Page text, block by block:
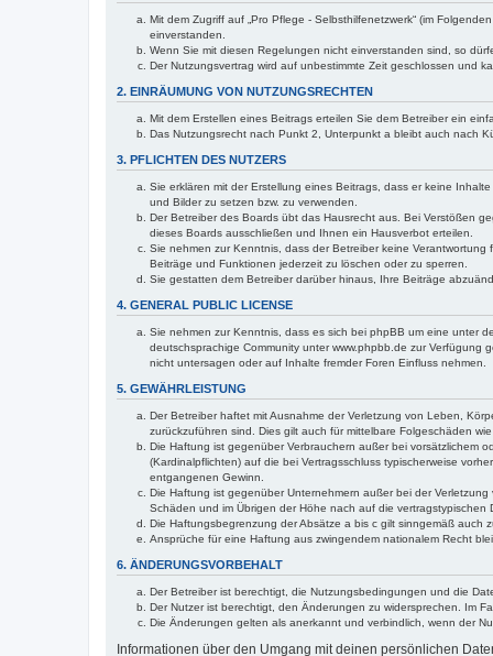
Mit dem Zugriff auf „Pro Pflege - Selbsthilfenetzwerk“ (im
einverstanden.
Wenn Sie mit diesen Regelungen nicht einverstanden sind, so
Der Nutzungsvertrag wird auf unbestimmte Zeit geschlossen und
2. EINRÄUMUNG VON NUTZUNGSRECHTEN
Mit dem Erstellen eines Beitrags erteilen Sie dem Betreiber ein
Das Nutzungsrecht nach Punkt 2, Unterpunkt a bleibt auch nach
3. PFLICHTEN DES NUTZERS
Sie erklären mit der Erstellung eines Beitrags, dass er keine
und Bilder zu setzen bzw. zu verwenden.
Der Betreiber des Boards übt das Hausrecht aus. Bei Verstößen
dieses Boards ausschließen und Ihnen ein Hausverbot erteilen.
Sie nehmen zur Kenntnis, dass der Betreiber keine
Beiträge und Funktionen jederzeit zu löschen oder zu sperren.
Sie gestatten dem Betreiber darüber hinaus, Ihre Beiträge
4. GENERAL PUBLIC LICENSE
Sie nehmen zur Kenntnis, dass es sich bei phpBB um eine unter der
deutschsprachige Community unter www.phpbb.de zur Verfügung
nicht untersagen oder auf Inhalte fremder Foren Einfluss nehmen.
5. GEWÄHRLEISTUNG
Der Betreiber haftet mit Ausnahme der Verletzung von Leben,
zurückzuführen sind. Dies gilt auch für mittelbare Folgeschäden
Die Haftung ist gegenüber Verbrauchern außer bei vorsätzlichem
(Kardinalpflichten) auf die bei Vertragsschluss typischerweise
entgangenen Gewinn.
Die Haftung ist gegenüber Unternehmern außer bei der
Schäden und im Übrigen der Höhe nach auf die
Die Haftungsbegrenzung der Absätze a bis c gilt sinngemäß auch
Ansprüche für eine Haftung aus zwingendem nationalem Recht
6. ÄNDERUNGSVORBEHALT
Der Betreiber ist berechtigt, die Nutzungsbedingungen und die
Der Nutzer ist berechtigt, den Änderungen zu widersprechen. Im
Die Änderungen gelten als anerkannt und verbindlich, wenn der
Informationen über den Umgang mit deinen persönlichen